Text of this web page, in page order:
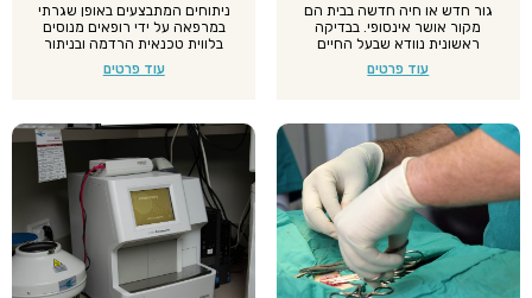
גור חדש או חיה חדשה בבית הם
מקור אושר אינסופי. בבדיקה
ראשונית נוודא שבעל החיים
טפילים.
עוד פרטים
ניתוחים המתבצעים באופן שגרתי
במרפאה על ידי רופאים מנוסים
בלווית טכנאית הרדמה ובניתור
עוד פרטים